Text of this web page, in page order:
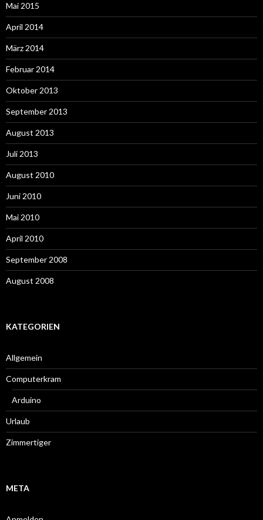
Mai 2015
April 2014
März 2014
Februar 2014
Oktober 2013
September 2013
August 2013
Juli 2013
August 2010
Juni 2010
Mai 2010
April 2010
September 2008
August 2008
KATEGORIEN
Allgemein
Computerkram
Arduino
Urlaub
Zimmertiger
META